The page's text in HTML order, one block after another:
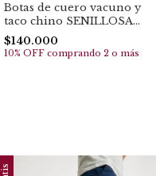
Botas de cuero vacuno y
taco chino SENILLOSA
(1508)
$140.000
10% OFF comprando 2 o más